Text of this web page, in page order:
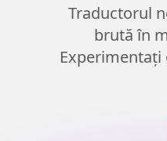
Traductorul
brută în